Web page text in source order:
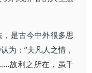
是古今中外很多思
为：“夫凡人之情，
故利之所在，虽千